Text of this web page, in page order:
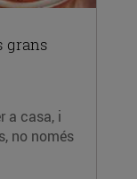
grans
a casa, i
no només